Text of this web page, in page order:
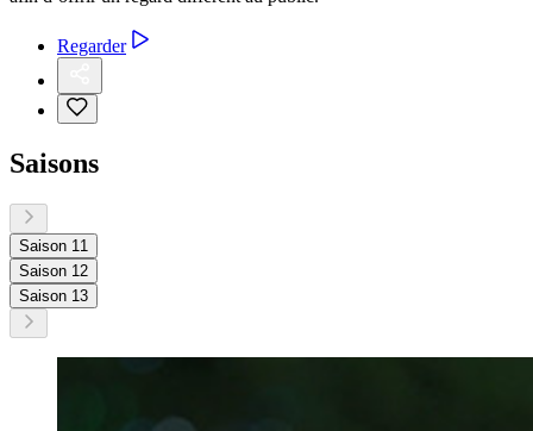
Regarder
Saisons
Saison 11
Saison 12
Saison 13